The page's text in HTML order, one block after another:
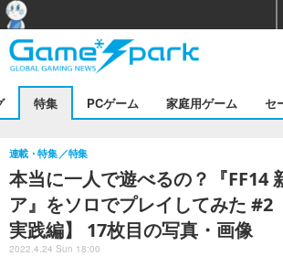
特集 PCゲーム 家庭用ゲーム セ
本当に一人で遊べるの？『FF14
ア』をソロでプレイしてみた #2
実践編】 17枚目の写真・画像
連載・特集 特集
2022.4.24 Sun 18:00